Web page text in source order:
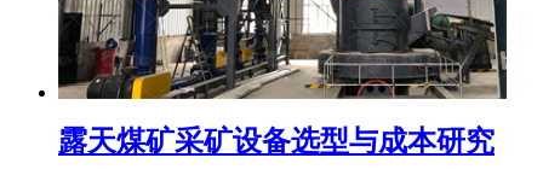
露天煤矿采矿设备选型与成本研究